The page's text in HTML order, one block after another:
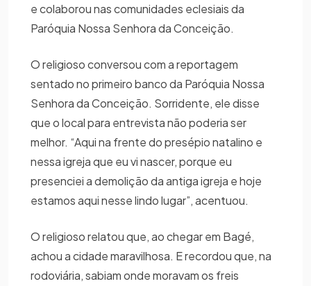
e colaborou nas comunidades eclesiais da
Paróquia Nossa Senhora da Conceição.
O religioso conversou com a reportagem
sentado no primeiro banco da Paróquia Nossa
Senhora da Conceição. Sorridente, ele disse
que o local para entrevista não poderia ser
melhor. “Aqui na frente do presépio natalino e
nessa igreja que eu vi nascer, porque eu
presenciei a demolição da antiga igreja e hoje
estamos aqui nesse lindo lugar”, acentuou.
O religioso relatou que, ao chegar em Bagé,
achou a cidade maravilhosa. E recordou que, na
rodoviária, sabiam onde moravam os freis